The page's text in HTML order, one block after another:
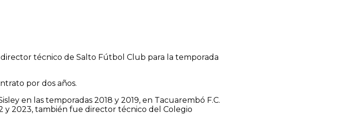
técnico de Salto Fútbol Club para la temporada
por dos años.
en las temporadas 2018 y 2019, en Tacuarembó F.C.
y 2023, también fue director técnico del Colegio